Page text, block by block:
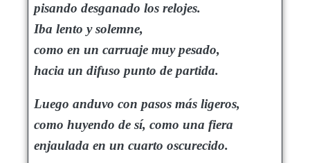
pisando desganado los relojes.
Iba lento y solemne,
como en un carruaje muy pesado,
hacia un difuso punto de partida.
Luego anduvo con pasos más ligeros,
como huyendo de sí, como una fiera
enjaulada en un cuarto oscurecido.